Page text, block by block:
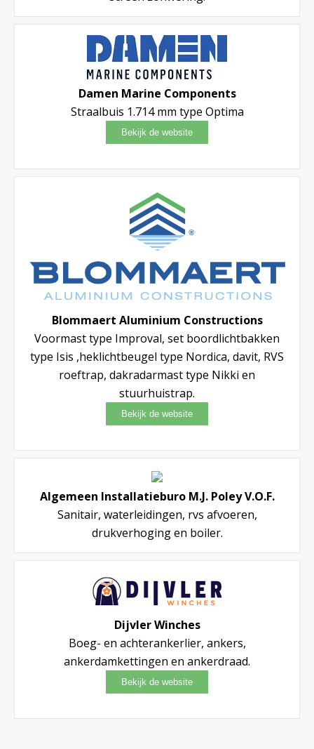
Damen Marine Components
Straalbuis 1.714 mm type Optima
Blommaert Aluminium Constructions
Voormast type Improval, set boordlichtbakken
type Isis ,heklichtbeugel type Nordica, davit, RVS
roeftrap, dakradarmast type Nikki en
stuurhuistrap.
Algemeen Installatieburo M.J. Poley V.O.F.
Sanitair, waterleidingen, rvs afvoeren,
drukverhoging en boiler.
Dijvler Winches
Boeg- en achterankerlier, ankers,
ankerdamkettingen en ankerdraad.